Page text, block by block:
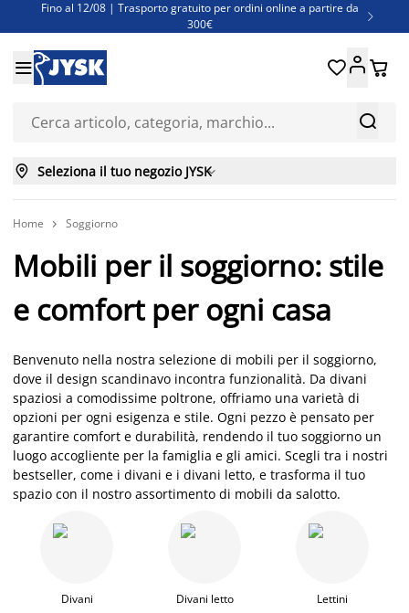
Fino al 12/08 | Trasporto gratuito per ordini online a partire da
300€

Super offerte d'estate | Oltre 1.500 articoli fino al 70%
Finanziamenti - Scegli il piano di rimborso più adatto a te


 
 Seleziona il tuo negozio JYSK
Home  Soggiorno
Mobili per il soggiorno: stile
e comfort per ogni casa
Benvenuto nella nostra selezione di mobili per il soggiorno,
dove il design scandinavo incontra funzionalità. Da divani
spaziosi a comodissime poltrone, offriamo una varietà di
opzioni per ogni esigenza e stile. Ogni pezzo è pensato per
garantire comfort e durabilità, rendendo il tuo soggiorno un
luogo accogliente per la famiglia e gli amici. Scegli tra i nostri
bestseller, come i divani e i divani letto, e trasforma il tuo
spazio con il nostro assortimento di mobili da salotto.
Divani Divani letto Lettini